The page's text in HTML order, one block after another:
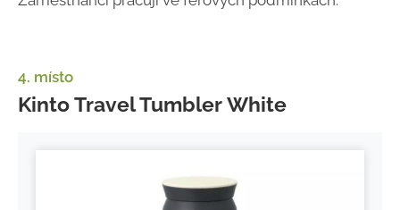
4. místo
Kinto Travel Tumbler White